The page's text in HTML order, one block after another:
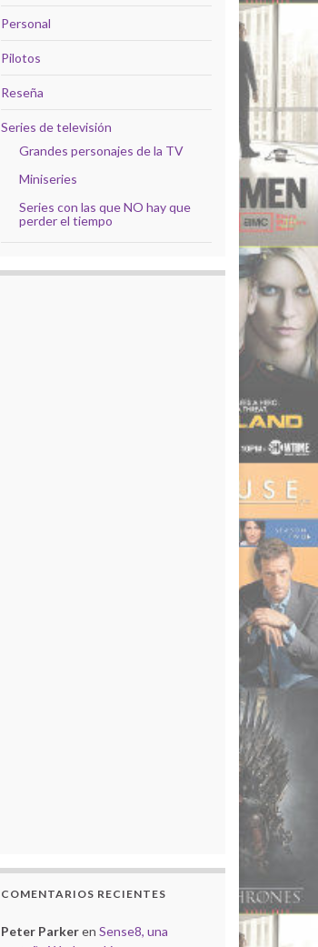
Personal
Pilotos
Reseña
Series de televisión
Grandes personajes de la TV
Miniseries
Series con las que NO hay que
perder el tiempo
COMENTARIOS RECIENTES
Peter Parkeren Sense8, una